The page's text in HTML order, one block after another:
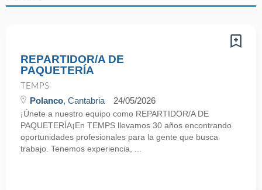
REPARTIDOR/A DE
PAQUETERÍA
TEMPS
Polanco, Cantabria 24/05/2026
¡Únete a nuestro equipo como REPARTIDOR/A DE
PAQUETERÍA¡En TEMPS llevamos 30 años encontrando
oportunidades profesionales para la gente que busca
trabajo. Tenemos experiencia, ...